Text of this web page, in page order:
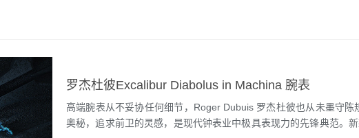
罗杰杜彼Excalibur Diabolus in Machina 腕表
高端腕表从不妥协任何细节，Roger Dubuis 罗杰杜彼也从未墨守陈
奥秘，追求前卫的灵感，是现代钟表业中极具表现力的先锋典范。